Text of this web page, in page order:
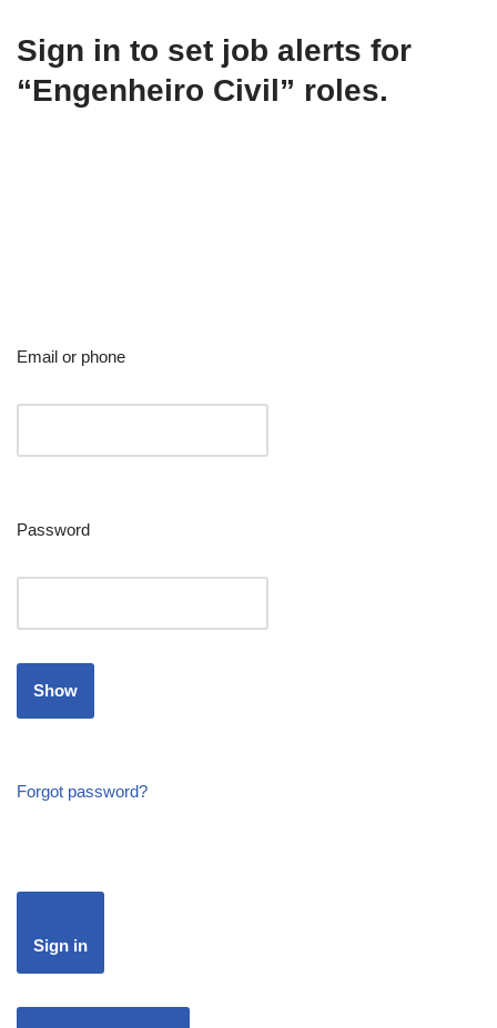
Sign in to set job alerts for
“Engenheiro Civil” roles.
Email or phone
Password
Show
Forgot password?
Sign in